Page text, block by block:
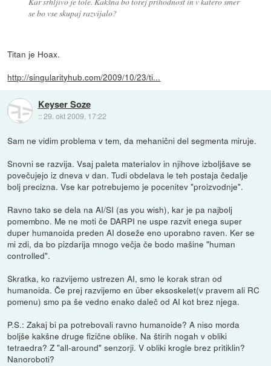
se bo vse skupaj razvijalo?
Titan je Hoax.
http://singularityhub.com/2009/10/23/ti...
Keyser Soze
::29. okt 2009, 17:22
Sam ne vidim problema v tem, da mehanični del segmenta miruje.
Snovni se razvija. Vsaj paleta materialov in njihove izboljšave se
povečujejo iz dneva v dan. Tudi obdelava le teh postaja čedalje
bolj precizna. Vse kar potrebujemo je pocenitev "proizvodnje".
Ravno tako se dela na AI/SI (as you wish), kar je pa najbolj
pomembno. Me ne moti če DARPI ne uspe razvit enega super
duper humanoida preden AI doseže eno uporabno raven. Ker se
mi zdi, da bo pizdarija mnogo večja če bodo mašine "human
controlled".
Skratka, ko razvijemo ustrezen AI, smo le korak stran od
humanoida. Če prej razvijemo en über eksoskelet(v pravem ali RC
pomenu) smo pa še vedno enako daleč od AI kot brez njega.
P.S.: Zakaj bi pa potrebovali ravno humanoide? A niso morda
boljše kakšne druge fizične oblike. Na štirih nogah v obliki
tetraedra? Z "all-around" senzorji. V obliki krogle brez pritiklin?
Nanoroboti?